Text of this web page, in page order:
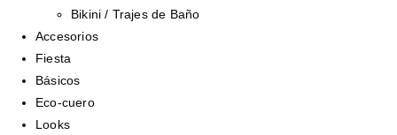
Bikini / Trajes de Baño
Accesorios
Fiesta
Básicos
Eco-cuero
Looks